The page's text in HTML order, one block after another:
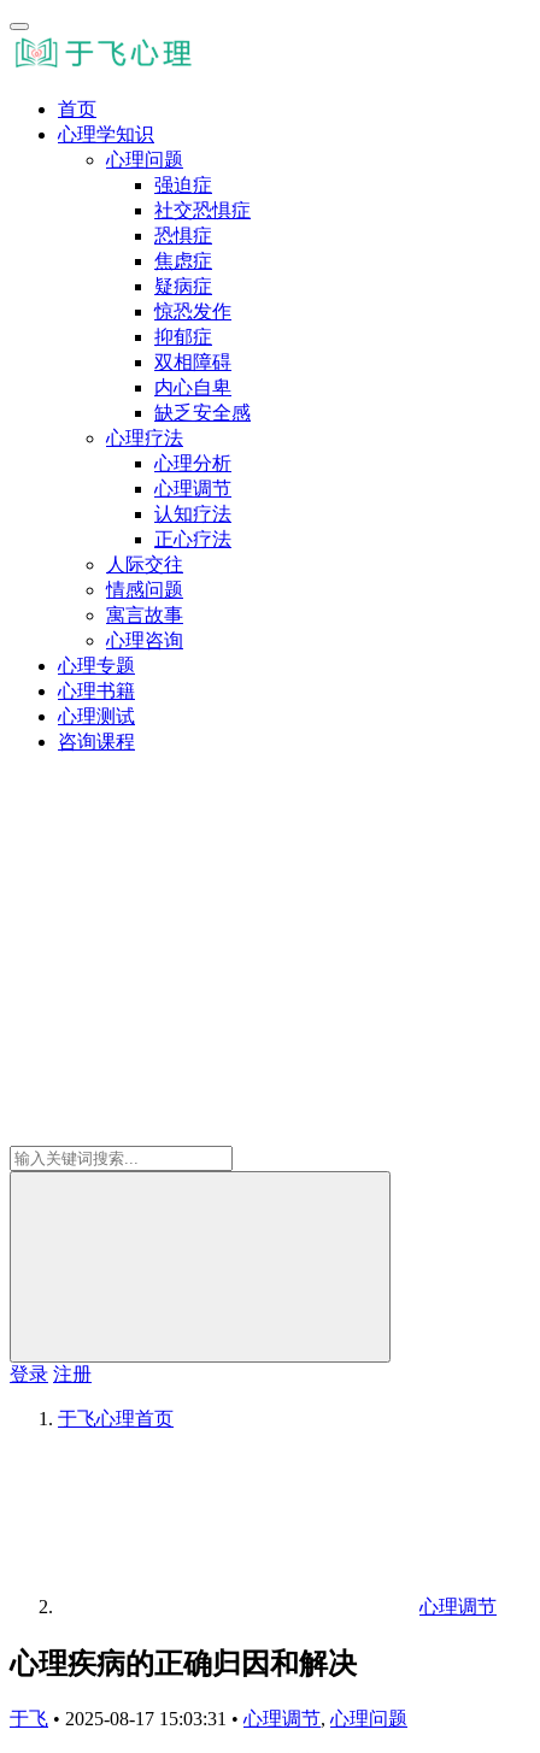
首页
心理学知识
心理问题
强迫症
社交恐惧症
恐惧症
焦虑症
疑病症
惊恐发作
抑郁症
双相障碍
内心自卑
缺乏安全感
心理疗法
心理分析
心理调节
认知疗法
正心疗法
人际交往
情感问题
寓言故事
心理咨询
心理专题
心理书籍
心理测试
咨询课程
登录 注册
于飞心理首页
心理调节
心理疾病的正确归因和解决
于飞 • 2025-08-17 15:03:31 • 心理调节, 心理问题